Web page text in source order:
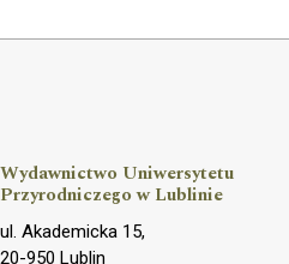
Wydawnictwo Uniwersytetu
Przyrodniczego w Lublinie
ul. Akademicka 15,
20-950 Lublin